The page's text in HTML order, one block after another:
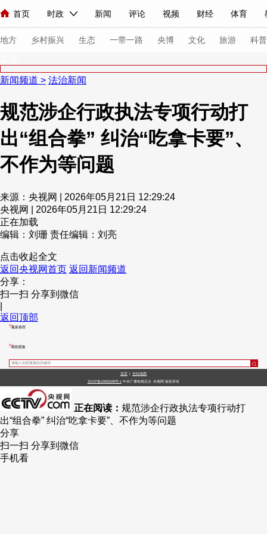
首页 时政 新闻 评论 视频 财经 体育
人民领袖习近平 联播+ 中国领导人 央视快评 习式妙语
直播 栏目大全 节目单 听音 微视频 主持人
海外频道 iPanda English Монгол
地方 乡村振兴 生态 一带一路 央博 文化 旅游 科普
总台春晚 网络春晚
新闻 国内 国际 评论 经济 军事 科技
人民领袖习近平 联播+
现场 前线 比划 快看
体育 直播 竞猜
VIP会员
财经
CCTV.节目官网 直播 节目单 栏目 片库 热播榜
新闻频道 > 法治新闻
规范涉企行政执法专项行动打
出“组合拳” 纠治“吃拿卡要”、
不作为等问题
来源：央视网 | 2026年05月21日 12:29:24
央视网 | 2026年05月21日 12:29:24
正在加载
编辑：刘珊 责任编辑：刘亮
点击收起全文
返回央视网首页 返回新闻频道
分享：
扫一扫 分享到微信
返回顶部
最新推荐
精彩图集
首页 | 全站地图
京ICP备10003349号-1 中央广播电视总台 央视网 版权所有
正在阅读： 规范涉企行政执法专项行动打
出“组合拳” 纠治“吃拿卡要”、不作为等问题
分享
扫一扫 分享到微信
手机看